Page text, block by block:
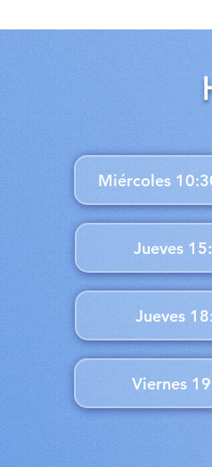
Miércoles
Jueves
Jueves
Viernes